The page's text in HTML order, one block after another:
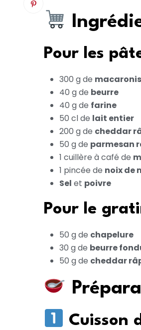
Pour les
300 g de macaronis
40 g de beurre
40 g de farine
50 cl de lait entier
200 g de cheddar
50 g de parmesan
1 cuillère à café de
1 pincée de noix de
Sel et poivre
Pour le
50 g de chapelure
30 g de beurre
50 g de cheddar
Cuisson